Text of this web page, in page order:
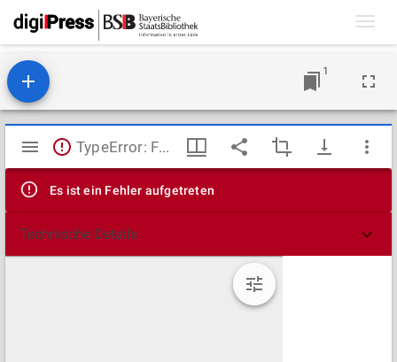
1
Mirador
Viewer
TypeError: Failed to fetch
Es ist ein Fehler aufgetreten
Technische Details